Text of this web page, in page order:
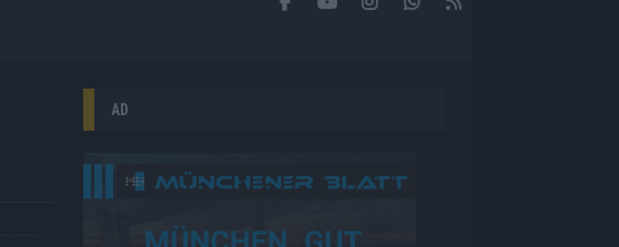
AD